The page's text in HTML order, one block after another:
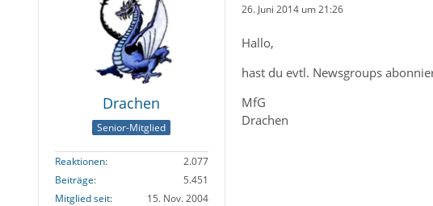
Drachen
Senior-Mitglied
Reaktionen
2.077
Beiträge
5.451
Mitglied seit
15. Nov. 2004
26. Juni 2014 um 21:26
Hallo,
hast du evtl. Newsgroups
MfG
Drachen